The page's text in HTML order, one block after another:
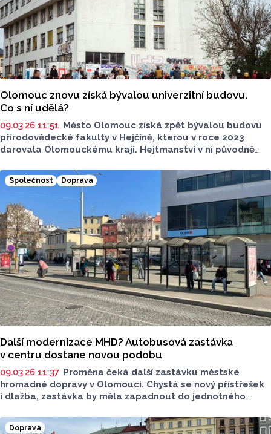
Olomouc znovu získá bývalou univerzitní budovu.
Co s ní udělá?
09.03.26 11:51 Město Olomouc získá zpět bývalou budovu
přírodovědecké fakulty v Hejčíně, kterou v roce 2023
darovala Olomouckému kraji. Hejtmanství v ní původně
potřebami, nakonec se mu ale záměr nepodařilo
uskutečnit a budovu hodlalo využít jako depozitář.
Společnost Doprava
Další modernizace MHD? Autobusová zastávka
v centru dostane novou podobu
09.03.26 11:37 Proměna čeká další zastávku městské
hromadné dopravy v Olomouci. Chystá se nový přístřešek
i dlažba, zastávka by měla zapadnout do jednotného
se tak dočasně přesune na jiná místa.
Doprava